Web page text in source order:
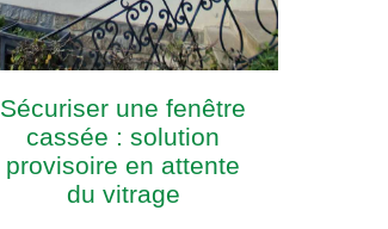
Sécuriser une fenêtre
cassée : solution
provisoire en attente
du vitrage